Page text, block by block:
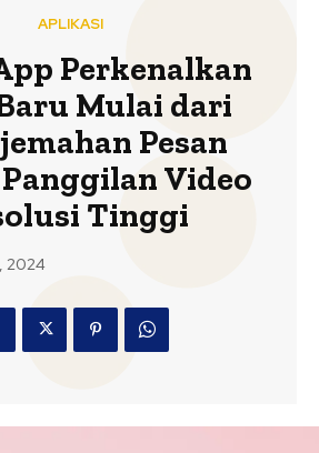
APLIKASI
Perkenalkan
Mulai dari
Pesan
Video
Tinggi
2024